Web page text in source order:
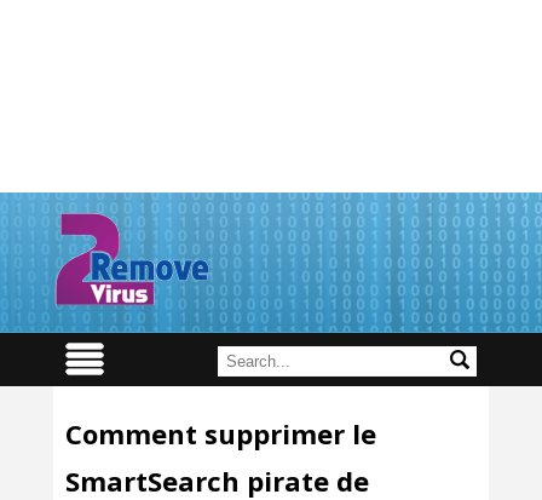
Comment supprimer le
SmartSearch pirate de